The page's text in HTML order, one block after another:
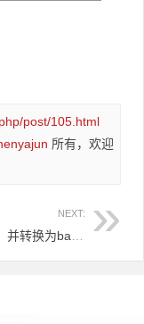
post/105.html
所有，欢迎
NEXT: